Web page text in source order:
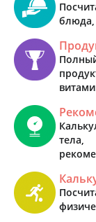
блюда,
тела,